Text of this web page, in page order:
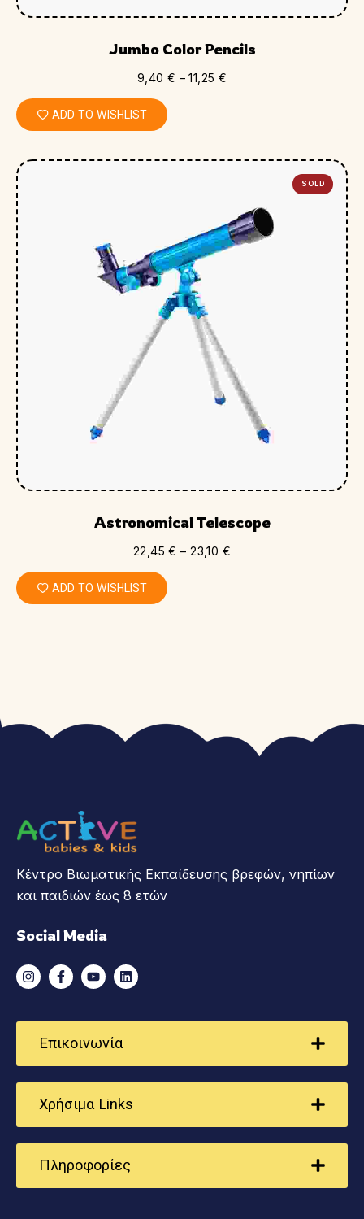
Jumbo Color Pencils
9,40 € – 11,25 €
ADD TO WISHLIST
SOLD
Astronomical Telescope
22,45€ – 23,10 €
ADD TO WISHLIST
Κέντρο Βιωματικής Εκπαίδευσης βρεφών, νηπίων
και παιδιών έως 8 ετών
Social Media
Επικοινωνία
Χρήσιμα Links
Πληροφορίες